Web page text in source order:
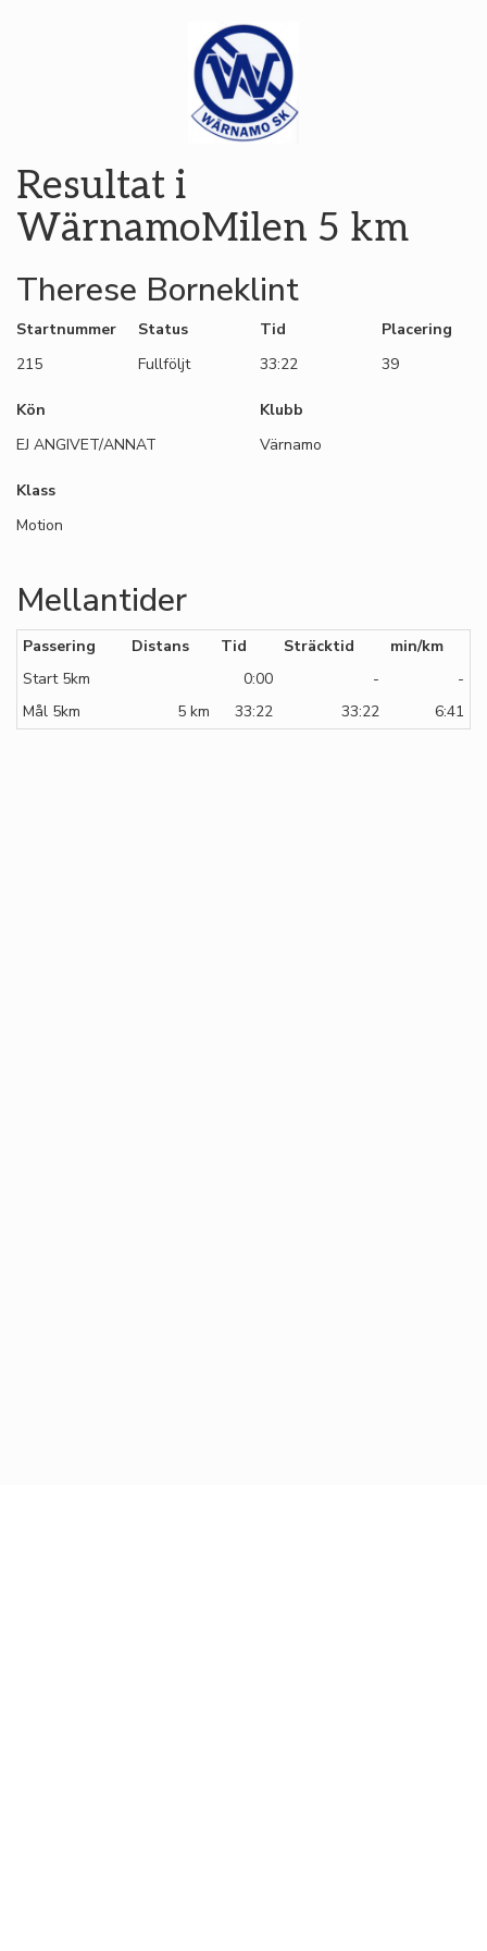
Resultat i
WärnamoMilen 5 km
Therese Borneklint
Startnummer
215
Status
Fullföljt
Tid
33:22
Placering
39
Kön
EJ ANGIVET/ANNAT
Klubb
Värnamo
Klass
Motion
Mellantider
Passering Distans Tid Sträcktid
min/km
Start 5km
0:00 -
-
Mål 5km
5 km 33:22 33:22 6:41